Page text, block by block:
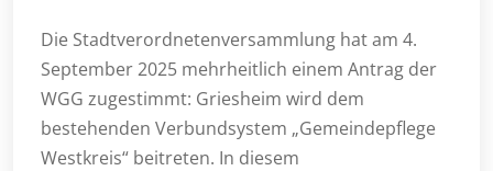
Die Stadtverordnetenversammlung hat am 4.
September 2025 mehrheitlich einem Antrag der
WGG zugestimmt: Griesheim wird dem
bestehenden Verbundsystem „Gemeindepflege
Westkreis“ beitreten. In diesem